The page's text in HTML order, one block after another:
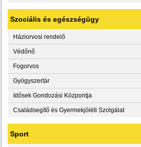
Szociális és egészségügy
Háziorvosi rendelő
Védőnő
Fogorvos
Gyógyszertár
Idősek Gondozási Központja
Családsegítő és Gyermekjóléti Szolgálat
Sport